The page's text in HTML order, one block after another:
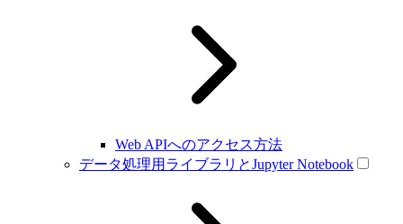
Web APIへのアクセス方法
データ処理用ライブラリとJupyter Notebook